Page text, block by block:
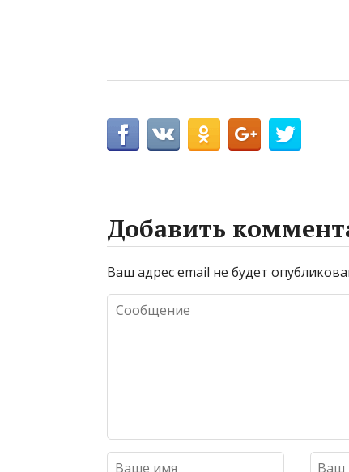
Добавить
Ваш адрес email не будет